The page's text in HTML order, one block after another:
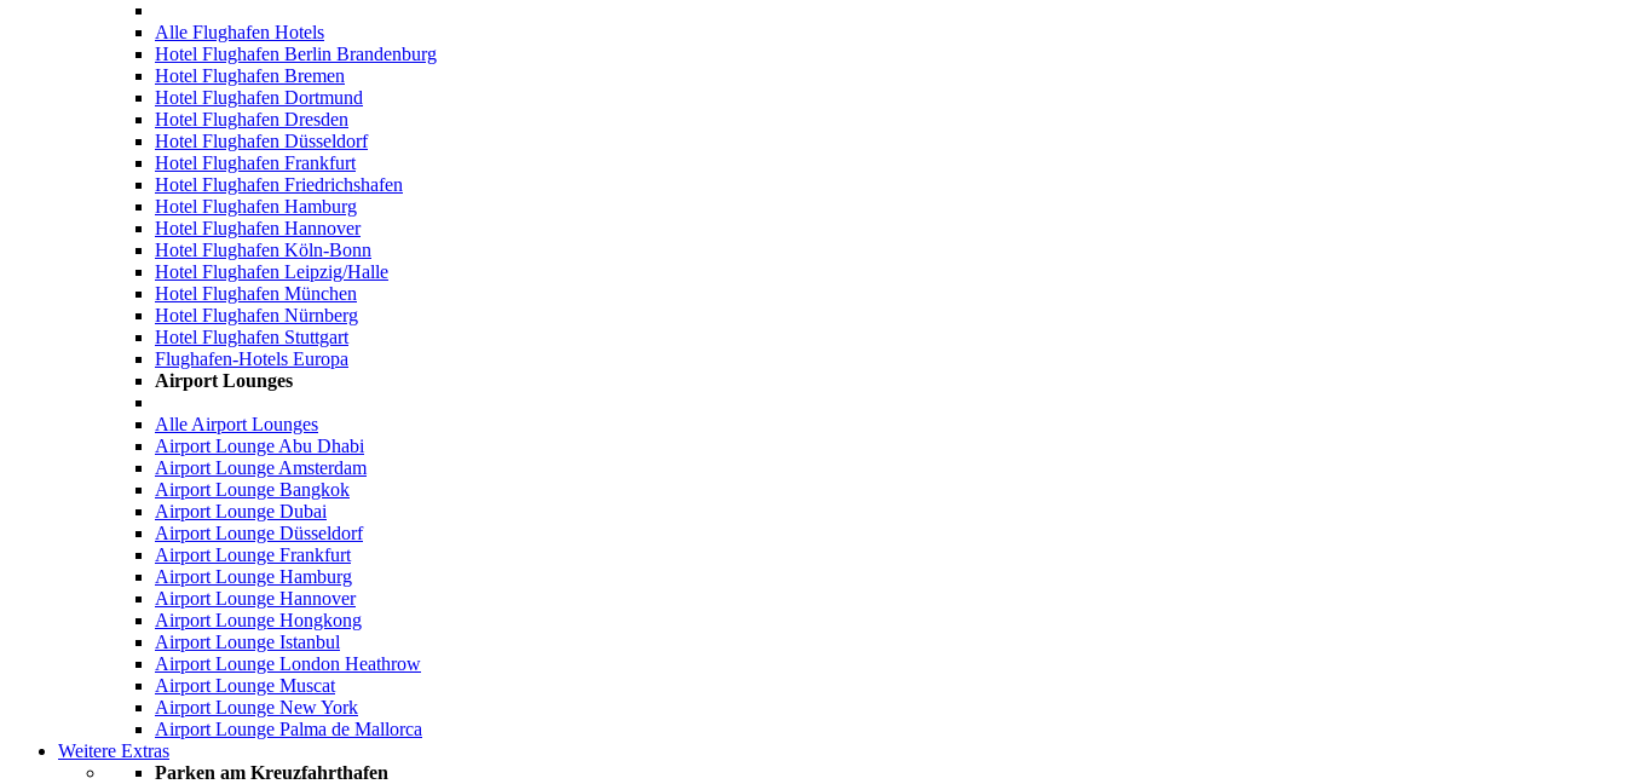
Alle Flughafen Hotels
Hotel Flughafen Berlin Brandenburg
Hotel Flughafen Bremen
Hotel Flughafen Dortmund
Hotel Flughafen Dresden
Hotel Flughafen Düsseldorf
Hotel Flughafen Frankfurt
Hotel Flughafen Friedrichshafen
Hotel Flughafen Hamburg
Hotel Flughafen Hannover
Hotel Flughafen Köln-Bonn
Hotel Flughafen Leipzig/Halle
Hotel Flughafen München
Hotel Flughafen Nürnberg
Hotel Flughafen Stuttgart
Flughafen-Hotels Europa
Airport Lounges
Alle Airport Lounges
Airport Lounge Abu Dhabi
Airport Lounge Amsterdam
Airport Lounge Bangkok
Airport Lounge Dubai
Airport Lounge Düsseldorf
Airport Lounge Frankfurt
Airport Lounge Hamburg
Airport Lounge Hannover
Airport Lounge Hongkong
Airport Lounge Istanbul
Airport Lounge London Heathrow
Airport Lounge Muscat
Airport Lounge New York
Airport Lounge Palma de Mallorca
Weitere Extras
Parken am Kreuzfahrthafen